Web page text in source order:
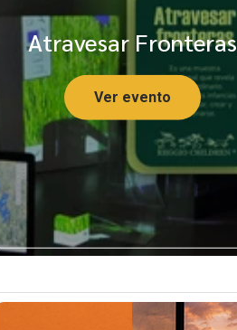
Atravesar Fronteras
Ver evento